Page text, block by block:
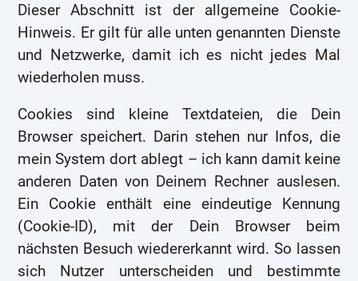
Dieser Abschnitt ist der allgemeine Cookie-
Hinweis. Er gilt für alle unten genannten Dienste
und Netzwerke, damit ich es nicht jedes Mal
wiederholen muss.
Cookies sind kleine Textdateien, die Dein
Browser speichert. Darin stehen nur Infos, die
mein System dort ablegt – ich kann damit keine
anderen Daten von Deinem Rechner auslesen.
Ein Cookie enthält eine eindeutige Kennung
(Cookie-ID), mit der Dein Browser beim
nächsten Besuch wiedererkannt wird. So lassen
sich Nutzer unterscheiden und bestimmte